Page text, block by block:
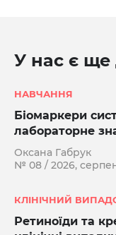
У нас є
НАВЧАННЯ
Біомаркери
лабораторне
Оксана Габрук
№ 08 / 2026,
КЛІНІЧНИЙ
Ретиноїди та